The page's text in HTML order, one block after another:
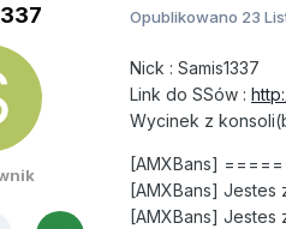
Opublikowano 23
Nick : Samis1337
Link do SSów :
Wycinek z konsoli(
[AMXBans]
[AMXBans] Jestes
[AMXBans] Jestes